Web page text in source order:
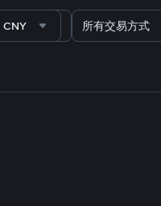
CNY 所有交易方式